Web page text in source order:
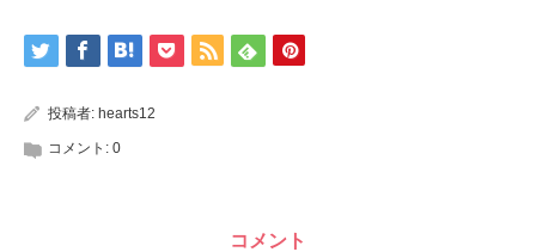
投稿者: hearts12
コメント: 0
コメント